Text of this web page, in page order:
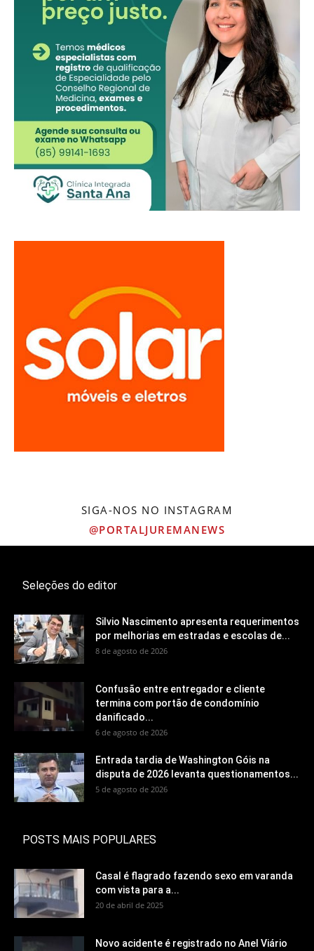
SIGA-NOS NO INSTAGRAM
@PORTALJUREMANEWS
Seleções do editor
Silvio Nascimento apresenta requerimentos
por melhorias em estradas e escolas de...
8 de agosto de 2026
Confusão entre entregador e cliente
termina com portão de condomínio
danificado...
6 de agosto de 2026
Entrada tardia de Washington Góis na
disputa de 2026 levanta questionamentos...
5 de agosto de 2026
POSTS MAIS POPULARES
Casal é flagrado fazendo sexo em varanda
com vista para a...
20 de abril de 2025
Novo acidente é registrado no Anel Viário